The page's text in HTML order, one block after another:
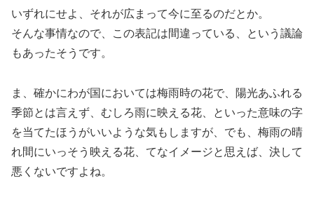
いずれにせよ、それが広まって今に至るのだとか。
そんな事情なので、この表記は間違っている、という議論
もあったそうです。
ま、確かにわが国においては梅雨時の花で、陽光あふれる
季節とは言えず、むしろ雨に映える花、といった意味の字
を当てたほうがいいような気もしますが、でも、梅雨の晴
れ間にいっそう映える花、てなイメージと思えば、決して
悪くないですよね。